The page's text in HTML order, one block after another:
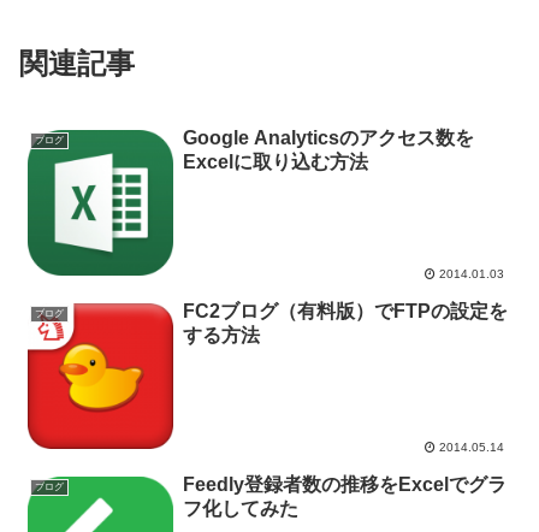
関連記事
ブログ
Google Analyticsのアクセス数を
Excelに取り込む方法
2014.01.03
ブログ
FC2ブログ（有料版）でFTPの設定を
する方法
2014.05.14
ブログ
Feedly登録者数の推移をExcelでグラ
フ化してみた